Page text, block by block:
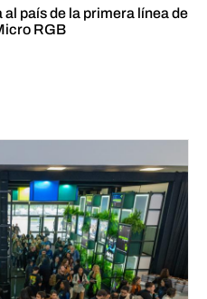
país de la primera línea de
RGB